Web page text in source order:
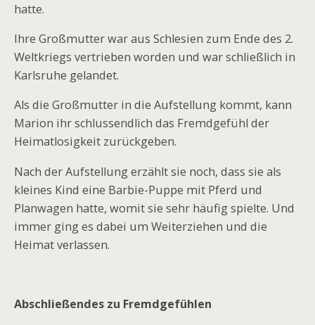
hatte.
Ihre Großmutter war aus Schlesien zum Ende des 2.
Weltkriegs vertrieben worden und war schließlich in
Karlsruhe gelandet.
Als die Großmutter in die Aufstellung kommt, kann
Marion ihr schlussendlich das Fremdgefühl der
Heimatlosigkeit zurückgeben.
Nach der Aufstellung erzählt sie noch, dass sie als
kleines Kind eine Barbie-Puppe mit Pferd und
Planwagen hatte, womit sie sehr häufig spielte. Und
immer ging es dabei um Weiterziehen und die
Heimat verlassen.
Abschließendes zu Fremdgefühlen